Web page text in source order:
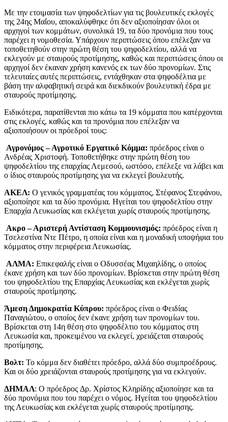
Με την ετοιμασία των ψηφοδελτίων για τις βουλευτικές εκλογές
της 24ης Μαΐου, αποκαλύφθηκε ότι δεν αξιοποίησαν όλοι οι
αρχηγοί των κομμάτων, συνολικά 19, τα δύο προνόμια που τους
παρέχει η νομοθεσία. Υπάρχουν περιπτώσεις όπου επέλεξαν να
τοποθετηθούν στην πρώτη θέση του ψηφοδελτίου, αλλά να
εκλεγούν με σταυρούς προτίμησης, καθώς και περιπτώσεις όπου οι
αρχηγοί δεν έκαναν χρήση κανενός εκ των δύο προνομίων. Στις
τελευταίες αυτές περιπτώσεις, εντάχθηκαν στα ψηφοδέλτια με
βάση την αλφαβητική σειρά και διεκδικούν βουλευτική έδρα με
σταυρούς προτίμησης.
Ειδικότερα, παρατίθενται πιο κάτω τα 19 κόμματα που κατέρχονται
στις εκλογές, καθώς και τα προνόμια που επέλεξαν να
αξιοποιήσουν οι πρόεδροί τους:
Αγρονόμος – Αγροτικό Εργατικό Κόμμα: πρόεδρος είναι ο
Ανδρέας Χριστοφή. Τοποθετήθηκε στην πρώτη θέση του
ψηφοδελτίου της επαρχίας Λεμεσού, ωστόσο, επέλεξε να λάβει και
ο ίδιος σταυρούς προτίμησης για να εκλεγεί βουλευτής.
ΑΚΕΛ: Ο γενικός γραμματέας του κόμματος, Στέφανος Στεφάνου,
αξιοποίησε και τα δύο προνόμια. Ηγείται του ψηφοδελτίου στην
Επαρχία Λευκωσίας και εκλέγεται χωρίς σταυρούς προτίμησης.
Ακρο – Αριστερή Αντίσταση Κομμουνισμός: πρόεδρος είναι η
Τσελεστίνα Ντε Πέτρο, η οποία είναι και η μοναδική υποψήφια του
κόμματος στην περιφέρεια Λευκωσίας.
ΑΛΜΑ: Επικεφαλής είναι ο Οδυσσέας Μιχαηλίδης, ο οποίος
έκανε χρήση και των δύο προνομίων. Βρίσκεται στην πρώτη θέση
του ψηφοδελτίου της Επαρχίας Λευκωσίας και εκλέγεται χωρίς
σταυρούς προτίμησης.
Άμεση Δημοκρατία Κύπρου: πρόεδρος είναι ο Φειδίας
Παναγιώτου, ο οποίος δεν έκανε χρήση των προνομίων του.
Βρίσκεται στη 14η θέση στο ψηφοδέλτιο του κόμματος στη
Λευκωσία και, προκειμένου να εκλεγεί, χρειάζεται σταυρούς
προτίμησης.
Βολτ: Το κόμμα δεν διαθέτει πρόεδρο, αλλά δύο συμπροέδρους.
Και οι δύο χρειάζονται σταυρούς προτίμησης για να εκλεγούν.
ΔΗΜΑΛ: Ο πρόεδρος Δρ. Χρίστος Κληρίδης αξιοποίησε και τα
δύο προνόμια που του παρέχει ο νόμος. Ηγείται του ψηφοδελτίου
της Λευκωσίας και εκλέγεται χωρίς σταυρούς προτίμησης.